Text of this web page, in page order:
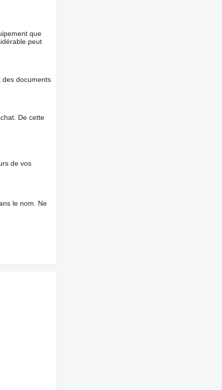
que
peut
des documents
De cette
de vos
le nom. Ne